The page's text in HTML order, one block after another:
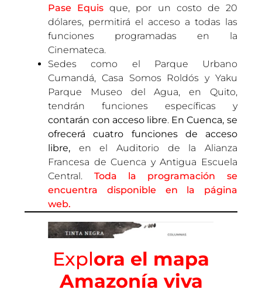
Pase Equis que, por un costo de 20
dólares, permitirá el acceso a todas las
funciones programadas en la
Cinemateca.
Sedes como el Parque Urbano
Cumandá, Casa Somos Roldós y Yaku
Parque Museo del Agua, en Quito,
tendrán funciones específicas y
contarán con acceso libre. En Cuenca, se
ofrecerá cuatro funciones de acceso
libre, en el Auditorio de la Alianza
Francesa de Cuenca y Antigua Escuela
Central. Toda la programación se
encuentra disponible en la página
web.
Explora el mapa
Amazonía viva